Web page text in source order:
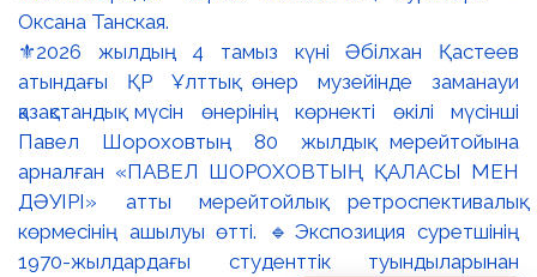
⚜️2026 жылдың 4 тамыз күні Әбілхан Қастеев
атындағы ҚР Ұлттық өнер музейінде заманауи
қазақстандық мүсін өнерінің көрнекті өкілі мүсінші
Павел Шороховтың 80 жылдық мерейтойына
арналған «ПАВЕЛ ШОРОХОВТЫҢ ҚАЛАСЫ МЕН
ДӘУІРІ» атты мерейтойлық ретроспективалық
көрмесінің ашылуы өтті. 🔹Экспозиция суретшінің
1970-жылдардағы студенттік туындыларынан